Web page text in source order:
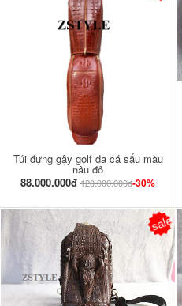
Túi đựng gậy golf da cá sấu màu
nâu đỏ
88.000.000đ 120.000.000đ-30%
sale